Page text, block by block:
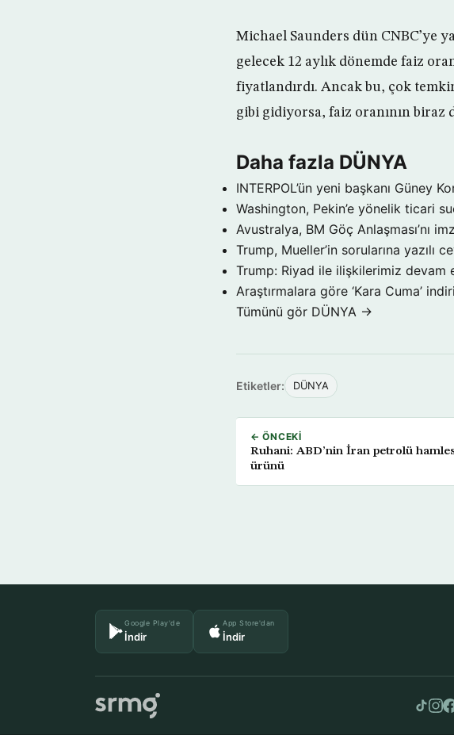
Michael Saunders dün CNBC’ye
gelecek 12 aylık dönemde faiz
fiyatlandırdı. Ancak bu, çok
gibi gidiyorsa, faiz oranının biraz
Daha fazla DÜNYA
INTERPOL’ün yeni başkanı Güney
Washington, Pekin’e yönelik ticari
Avustralya, BM Göç Anlaşması’nı
Trump, Mueller’in sorularına yazılı
Trump: Riyad ile ilişkilerimiz devam
Araştırmalara göre ‘Kara Cuma’
Tümünü gör DÜNYA →
Etiketler: DÜNYA
← ÖNCEKI
Ruhani: ABD’nin İran petrolü
ürünü
Google Play'de
İndir
App Store'dan
İndir